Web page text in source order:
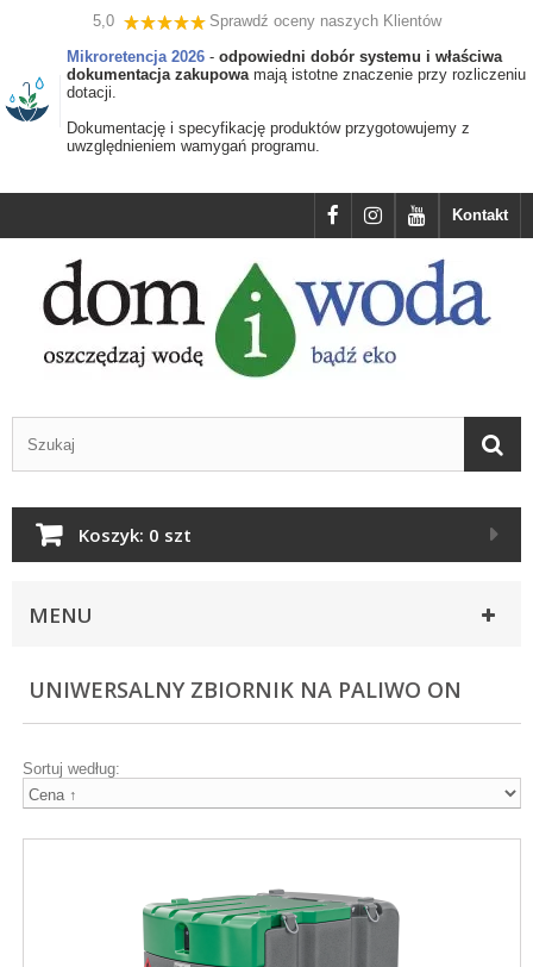
5,0
Sprawdź oceny naszych Klientów
Mikroretencja 2026 - odpowiedni dobór systemu i właściwa
dokumentacja zakupowamają istotne znaczenie przy rozliczeniu
dotacji.
Dokumentację i specyfikację produktów przygotowujemy z
uwzględnieniem wamygań programu.
Kontakt
Koszyk: 0 szt
MENU
UNIWERSALNY ZBIORNIK NA PALIWO ON
Sortuj według: